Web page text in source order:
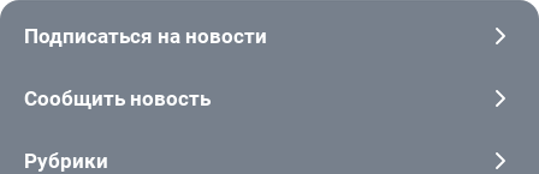
Подписаться на новости
Сообщить новость
Рубрики